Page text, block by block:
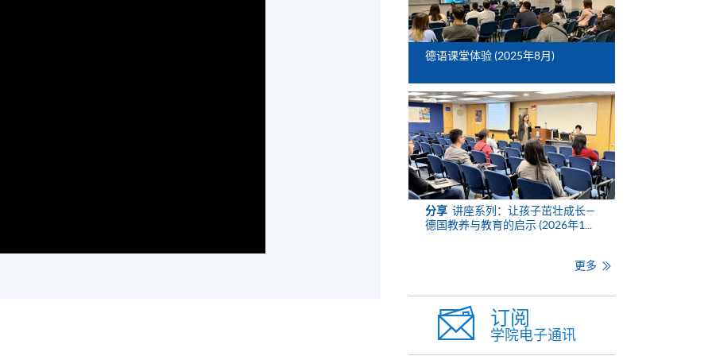
德语课堂体验 (2025年8月)
分享 讲座系列：让孩子茁壮成长—
德国教养与教育的启示 (2026年1...
更多
订阅
学院电子通讯